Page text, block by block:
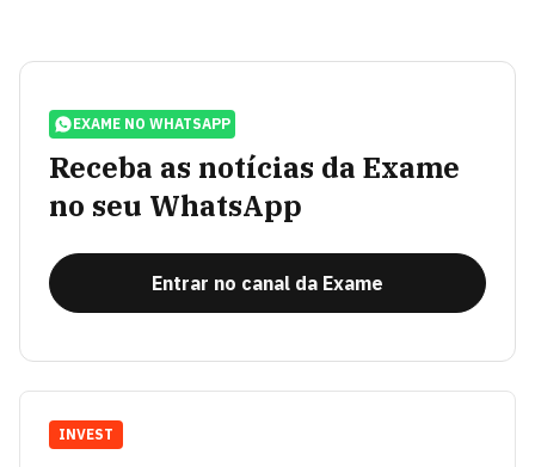
EXAME NO WHATSAPP
Receba as notícias da Exame
no seu WhatsApp
Entrar no canal da Exame
INVEST